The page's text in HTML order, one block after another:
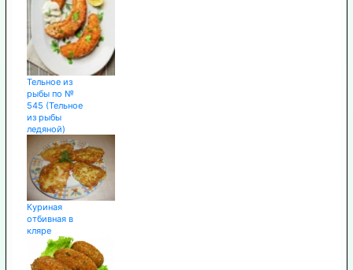
Тельное из
рыбы по №
545 (Тельное
из рыбы
ледяной)
Куриная
отбивная в
кляре